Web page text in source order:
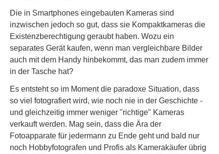
Die in Smartphones eingebauten Kameras sind
inzwischen jedoch so gut, dass sie Kompaktkameras die
Existenzberechtigung geraubt haben. Wozu ein
separates Gerät kaufen, wenn man vergleichbare Bilder
auch mit dem Handy hinbekommt, das man zudem immer
in der Tasche hat?
Es entsteht so im Moment die paradoxe Situation, dass
so viel fotografiert wird, wie noch nie in der Geschichte -
und gleichzeitig immer weniger "richtige" Kameras
verkauft werden. Mag sein, dass die Ära der
Fotoapparate für jedermann zu Ende geht und bald nur
noch Hobbyfotografen und Profis als Kamerakäufer übrig